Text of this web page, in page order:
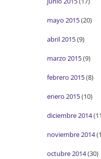
mayo 2015(20)
abril 2015(9)
marzo 2015(9)
febrero 2015(8)
enero 2015(10)
diciembre 2014
noviembre 2014
octubre 2014(30)